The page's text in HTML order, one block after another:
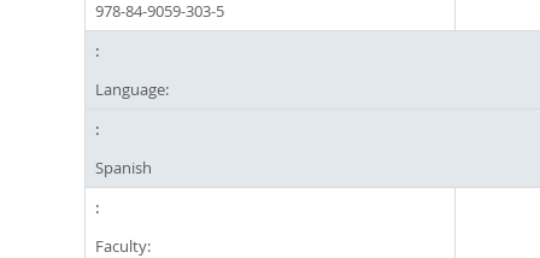
978-84-9059-303-5
Language:
Spanish
Faculty: